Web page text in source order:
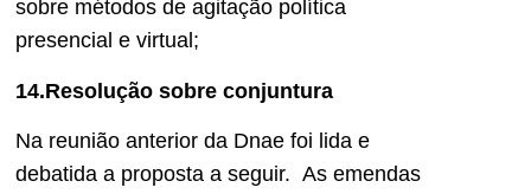
sobre métodos de agitação política
presencial e virtual;
14.Resolução sobre conjuntura
Na reunião anterior da Dnae foi lida e
debatida a proposta a seguir. As emendas